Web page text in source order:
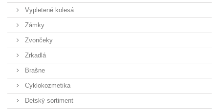
Vypletené kolesá
Zámky
Zvončeky
Zrkadlá
Brašne
Cyklokozmetika
Detský sortiment